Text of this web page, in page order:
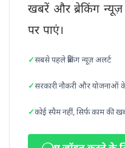
खबरें और ब्रेकिंग
पर पाएं।
सबसे पहले ब्रेकिंग न्यूज़ अलर्ट
सरकारी नौकरी और योजनाओं
कोई स्पैम नहीं, सिर्फ काम की